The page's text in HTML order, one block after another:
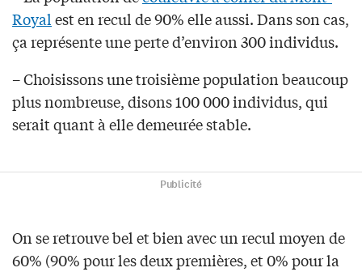
Royalest en recul de 90% elle aussi. Dans son cas,
ça représente une perte d’environ 300 individus.
– Choisissons une troisième population beaucoup
plus nombreuse, disons 100 000 individus, qui
serait quant à elle demeurée stable.
Publicité
On se retrouve bel et bien avec un recul moyen de
60% (90% pour les deux premières, et 0% pour la